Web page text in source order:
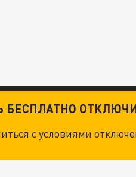
БЕСПЛАТНО
с условиями